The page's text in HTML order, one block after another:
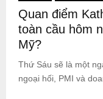
Quan điểm
toàn cầu hôm
Mỹ?
Thứ Sáu sẽ là một
ngoại hối, PMI và